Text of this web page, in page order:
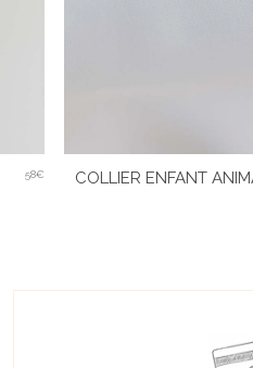
58€ COLLIER ENFANT